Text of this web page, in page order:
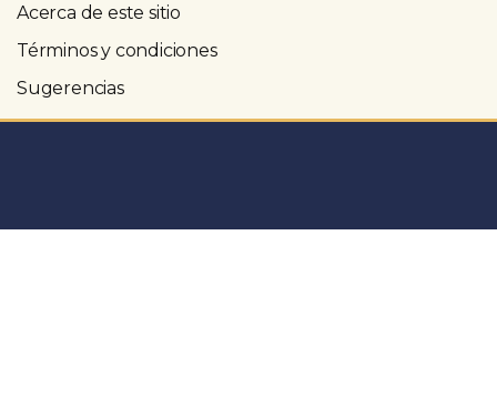
Acerca de este sitio
Términos y condiciones
Sugerencias